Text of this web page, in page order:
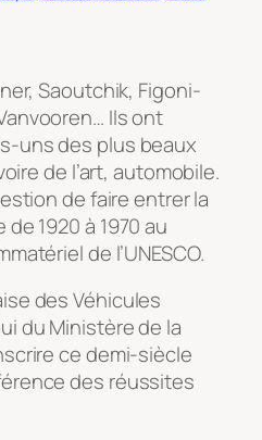
Saoutchik, Figoni-
Ils ont
uns des plus beaux
de l’art, automobile.
de faire entrer la
1920 à 1970 au
de l’UNESCO.
des Véhicules
du Ministère de la
ce demi-siècle
des réussites